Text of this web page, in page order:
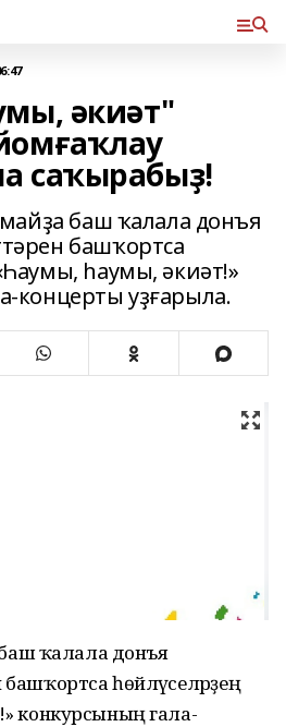
әкиәт"
саҡырабыҙ!
баш ҡалала донъя
башҡортса
һаумы, әкиәт!»
концерты уҙғарыла.
баш ҡалала донъя
башҡортса һөйләүселәрҙең
конкурсының гала-